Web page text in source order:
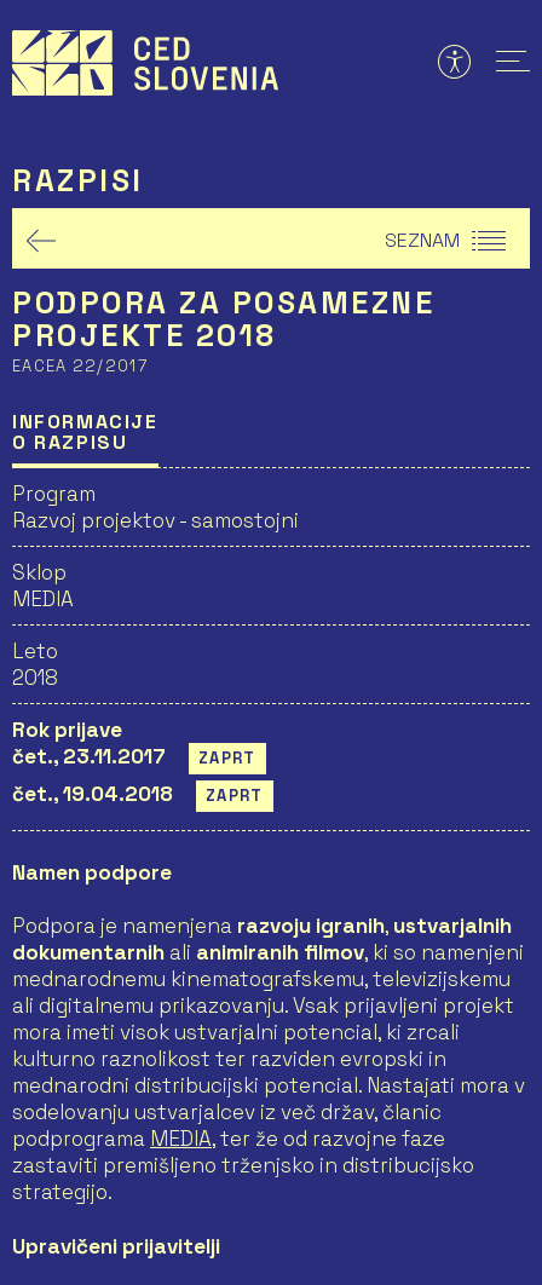
to
vsebine
RAZPISI
SEZNAM
PODPORA ZA POSAMEZNE
PROJEKTE 2018
EACEA 22/2017
INFORMACIJE
O RAZPISU
Program
Razvoj projektov - samostojni
Sklop
MEDIA
Leto
2018
Rok prijave
čet., 23.11.2017
ZAPRT
čet., 19.04.2018 ZAPRT
Namen podpore
Podpora je namenjena razvoju igranih, ustvarjalnih
dokumentarnih ali animiranih filmov, ki so namenjeni
mednarodnemu kinematografskemu, televizijskemu
ali digitalnemu prikazovanju. Vsak prijavljeni projekt
mora imeti visok ustvarjalni potencial, ki zrcali
kulturno raznolikost ter razviden evropski in
mednarodni distribucijski potencial. Nastajati mora v
sodelovanju ustvarjalcev iz več držav, članic
podprograma MEDIA, ter že od razvojne faze
zastaviti premišljeno trženjsko in distribucijsko
strategijo.
Upravičeni prijavitelji